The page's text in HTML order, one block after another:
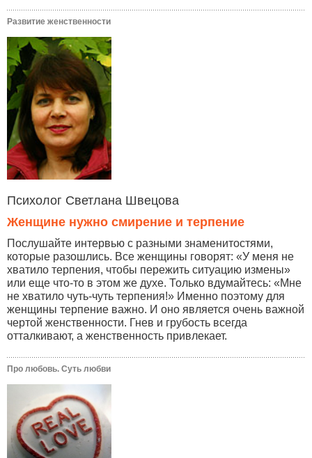
Развитие женственности
Психолог Светлана Швецова
Женщине нужно смирение и терпение
Послушайте интервью с разными знаменитостями,
которые разошлись. Все женщины говорят: «У меня не
хватило терпения, чтобы пережить ситуацию измены»
или еще что-то в этом же духе. Только вдумайтесь: «Мне
не хватило чуть-чуть терпения!» Именно поэтому для
женщины терпение важно. И оно является очень важной
чертой женственности. Гнев и грубость всегда
отталкивают, а женственность привлекает.
Про любовь. Суть любви